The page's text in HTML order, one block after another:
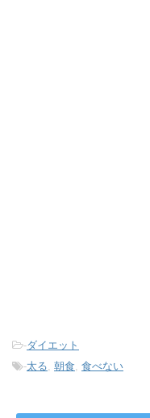
-ダイエット
-太る, 朝食, 食べない